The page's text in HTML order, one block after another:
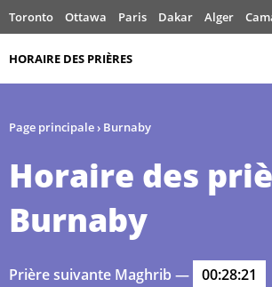
Toronto Ottawa Paris Dakar Alger
HORAIRE DES PRIÈRES
Page principale› Burnaby
Horaire des
Burnaby
Prière suivante Maghrib — 00:28:21